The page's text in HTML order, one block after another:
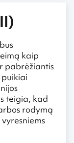
kaip
pabrėžiantis
teigia, kad
rodymą